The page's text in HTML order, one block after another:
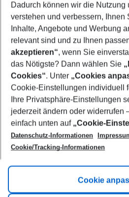
Who will travel
2 adults No children
Show more
Footer
Footer navigation
Title A
Link A
Dadurch können wir die Nutzung
verstehen und verbessern, Ihnen
Inhalte, Angebote und Werbung
relevant sind und zu Ihnen
akzeptieren“, wenn Sie
das Nötigste? Dann wählen Sie
Cookies“. Unter „Cookies
Cookie-Einstellungen individuell
Ihre Privatsphäre-Einstellungen
jederzeit ändern oder widerrufen
einfach unten auf „Cookie-
Datenschutz-Informationen
Cookie/Tracking-Informationen
Cookie